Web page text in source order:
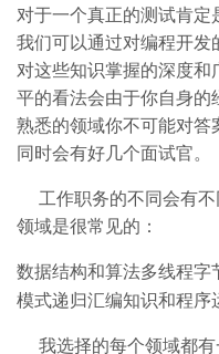
对于一个真正的测试肯定
我们可以通过对编程开
对这些知识掌握的深度
平的看法会由于你自身
熟悉的领域你不可能对
同时会有好几个面试官。
工作职务的不同会有不
领域是很常见的：
数据结构和算法多线程
模式递归汇编知识和程序
我选择的每个领域都有